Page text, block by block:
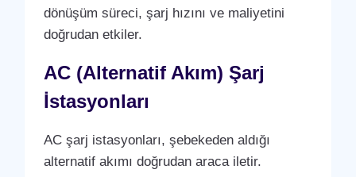
dönüşüm süreci, şarj hızını ve maliyetini
doğrudan etkiler.
AC (Alternatif Akım) Şarj
İstasyonları
AC şarj istasyonları, şebekeden aldığı
alternatif akımı doğrudan araca iletir.